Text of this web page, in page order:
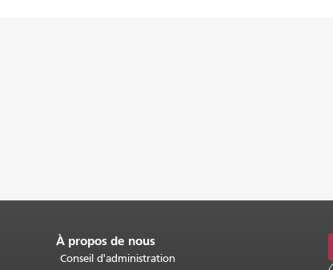
À propos de nous
Conseil d'administration